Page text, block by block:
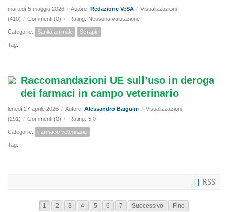
martedì 5 maggio 2026 / Autore: Redazione VeSA / Visualizzazioni
(410) / Commenti (0) / Rating: Nessuna valutazione
Categorie: Sanità animale Scrapie
Tag:
Raccomandazioni UE sull’uso in deroga
dei farmaci in campo veterinario
lunedì 27 aprile 2026 / Autore: Alessandro Baiguini / Visualizzazioni
(291) / Commenti (0) / Rating: 5.0
Categorie: Farmaco veterinario
Tag:
RSS
1 2 3 4 5 6 7 Successivo Fine